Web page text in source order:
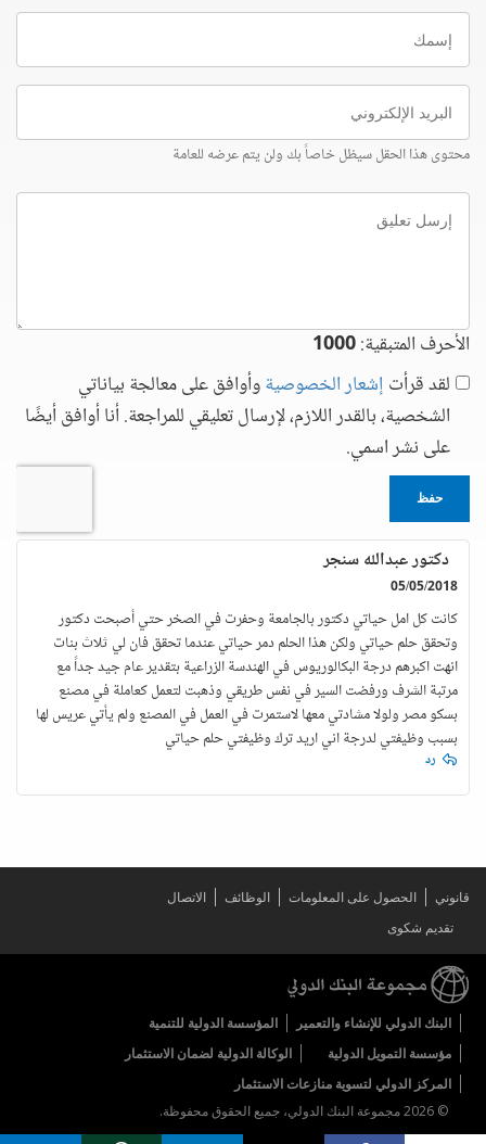
إسمك
البريد
الإلكتروني
محتوى هذا الحقل سيظل خاصاً بك ولن يتم عرضه للعامة
إرسل
تعليق
الأحرف المتبقية:1000
لقد قرأت إشعار الخصوصيةوأوافق على معالجة بياناتي
الشخصية، بالقدر اللازم، لإرسال تعليقي للمراجعة. أنا أوافق أيضًا
على نشر اسمي.
حفظ
دكتور عبدالله سنجر
05/05/2018
كانت كل امل حياتي دكتور بالجامعة وحفرت في الصخر حتي أصبحت دكتور
وتحقق حلم حياتي ولكن هذا الحلم دمر حياتي عندما تحقق فان لي ثلاث بنات
انهت اكبرهم درجة البكالوريوس في الهندسة الزراعية بتقدير عام جيد جداً مع
مرتبة الشرف ورفضت السير في نفس طريقي وذهبت لتعمل كعاملة في مصنع
بسكو مصر ولولا مشادتي معها لاستمرت في العمل في المصنع ولم يأتي عريس لها
بسبب وظيفتي لدرجة اني اريد ترك وظيفتي حلم حياتي
رد
Share on
قانوني الحصول على المعلومات الوظائف
الاتصال
تقديم شكوى
البنك الدولي للإنشاء والتعمير
المؤسسة الدولية للتنمية
مؤسسة التمويل الدولية
الوكالة الدولية لضمان الاستثمار
المركز الدولي لتسوية منازعات الاستثمار
© 2026 مجموعة البنك الدولي، جميع الحقوق محفوظة.